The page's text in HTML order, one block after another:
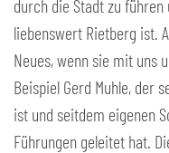
durch die Stadt zu führen
liebenswert Rietberg ist.
Neues, wenn sie mit uns
Beispiel Gerd Muhle, der
ist und seitdem eigenen
Führungen geleitet hat.